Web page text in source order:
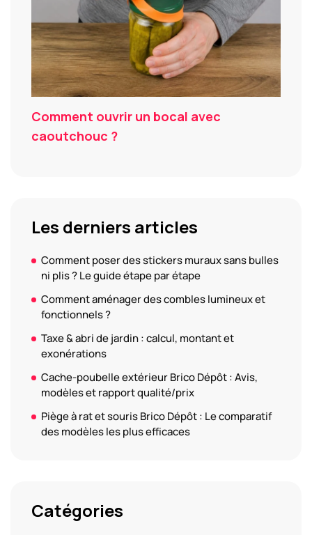
Comment ouvrir un bocal avec
caoutchouc ?
Les derniers articles
Comment poser des stickers muraux sans bulles
ni plis ? Le guide étape par étape
Comment aménager des combles lumineux et
fonctionnels ?
Taxe & abri de jardin : calcul, montant et
exonérations
Cache-poubelle extérieur Brico Dépôt : Avis,
modèles et rapport qualité/prix
Piège à rat et souris Brico Dépôt : Le comparatif
des modèles les plus efficaces
Catégories